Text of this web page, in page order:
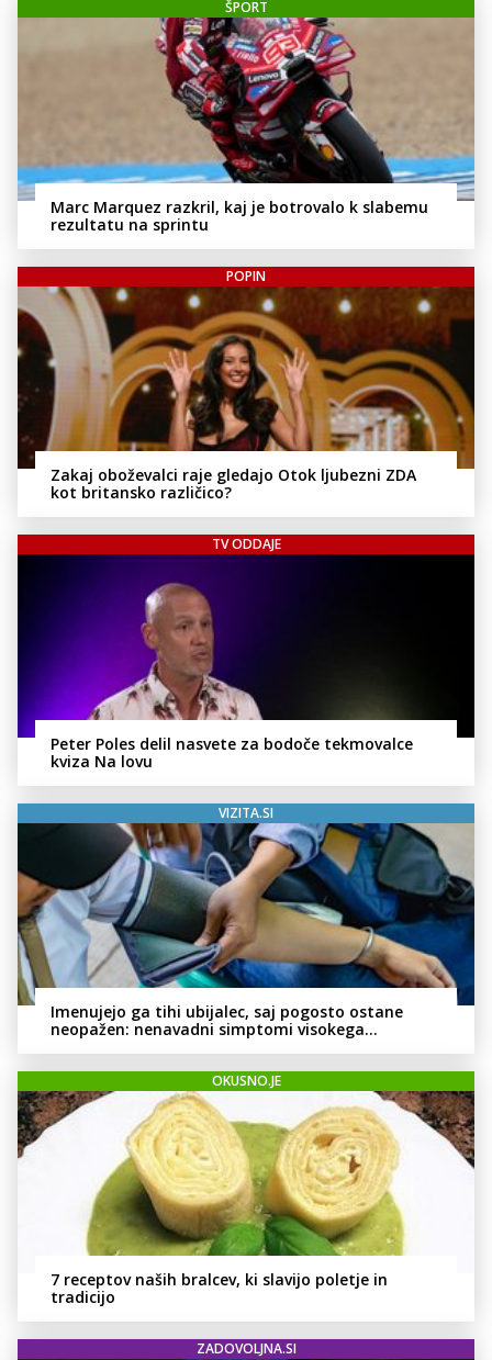
ŠPORT
Marc Marquez razkril, kaj je botrovalo k slabemu
rezultatu na sprintu
POPIN
Zakaj oboževalci raje gledajo Otok ljubezni ZDA
kot britansko različico?
TV ODDAJE
Peter Poles delil nasvete za bodoče tekmovalce
kviza Na lovu
VIZITA.SI
Imenujejo ga tihi ubijalec, saj pogosto ostane
neopažen: nenavadni simptomi visokega
OKUSNO.JE
7 receptov naših bralcev, ki slavijo poletje in
tradicijo
ZADOVOLJNA.SI